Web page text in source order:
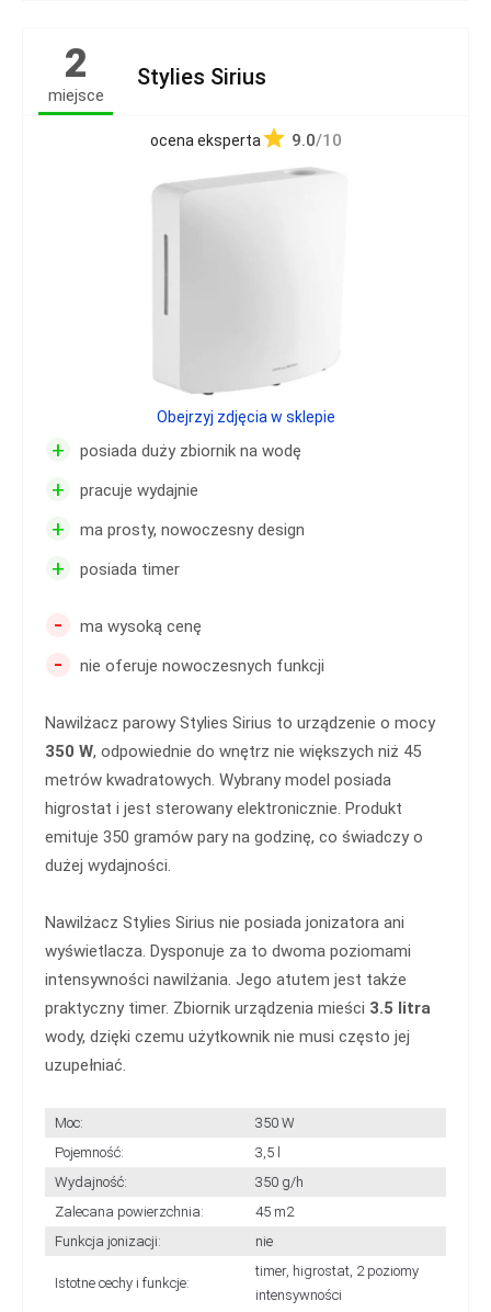
2
miejsce
Stylies Sirius
ocena eksperta 9.0/10
+ posiada duży zbiornik na wodę
+ pracuje wydajnie
+ ma prosty, nowoczesny design
+ posiada timer
- ma wysoką cenę
- nie oferuje nowoczesnych funkcji
Nawilżacz parowy Stylies Sirius to urządzenie o mocy
350 W, odpowiednie do wnętrz nie większych niż 45
metrów kwadratowych. Wybrany model posiada
higrostat i jest sterowany elektronicznie. Produkt
emituje 350 gramów pary na godzinę, co świadczy o
dużej wydajności.
Nawilżacz Stylies Sirius nie posiada jonizatora ani
wyświetlacza. Dysponuje za to dwoma poziomami
intensywności nawilżania. Jego atutem jest także
praktyczny timer. Zbiornik urządzenia mieści 3.5 litra
wody, dzięki czemu użytkownik nie musi często jej
uzupełniać.
Moc:
350 W
Pojemność:
3,5 l
Wydajność:
350 g/h
Zalecana powierzchnia:
45 m2
Funkcja jonizacji:
nie
Istotne cechy i funkcje:
timer, higrostat, 2 poziomy
intensywności
Obejrzyj zdjęcia w sklepie